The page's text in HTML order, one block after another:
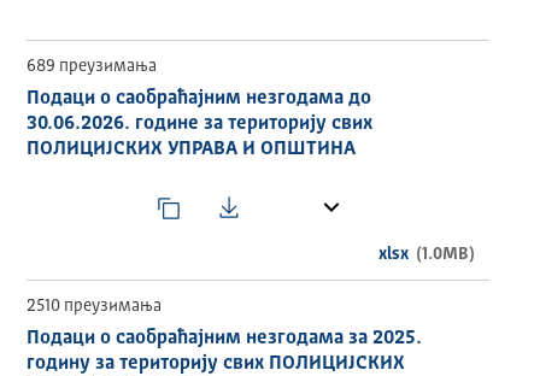
689 преузимања
Подаци о саобраћајним незгодама до
30.06.2026. године за територију свих
ПОЛИЦИЈСКИХ УПРАВА И ОПШТИНА
xlsx (1.0MB)
2510 преузимања
Подаци о саобраћајним незгодама за 2025.
годину за територију свих ПОЛИЦИЈСКИХ